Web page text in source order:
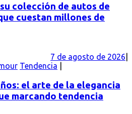
colección de autos de
cuestan millones de
7 de agosto de 2026
Tendencia
el arte de la elegancia
marcando tendencia